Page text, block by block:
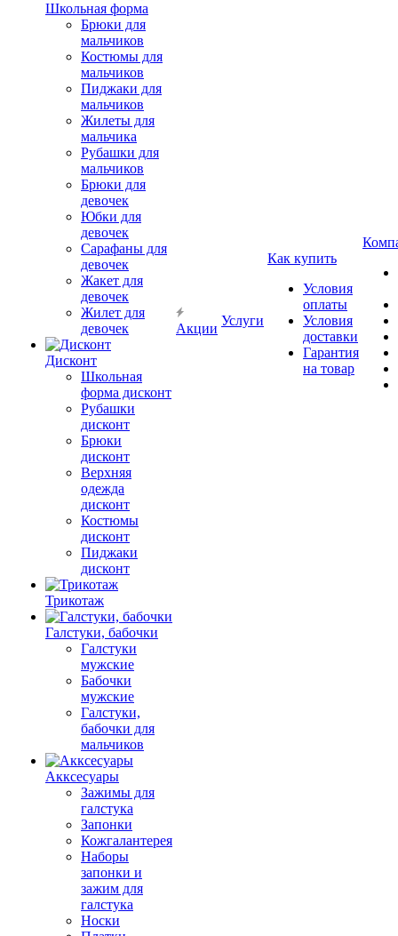
Школьная форма
Брюки для
мальчиков
Костюмы для
мальчиков
Пиджаки для
мальчиков
Жилеты для
мальчика
Рубашки для
мальчиков
Брюки для
девочек
Юбки для
девочек
Сарафаны для
девочек
Жакет для
девочек
Жилет для
девочек
Дисконт
Школьная
форма дисконт
Рубашки
дисконт
Брюки
дисконт
Верхняя
одежда
дисконт
Костюмы
дисконт
Пиджаки
дисконт
Трикотаж
Галстуки, бабочки
Галстуки
мужские
Бабочки
мужские
Галстуки,
бабочки для
мальчиков
Акксесуары
Зажимы для
галстука
Запонки
Кожгалантерея
Наборы
запонки и
зажим для
галстука
Носки
Акции
Услуги
Как купить
Условия
оплаты
Условия
доставки
Гарантия
на товар